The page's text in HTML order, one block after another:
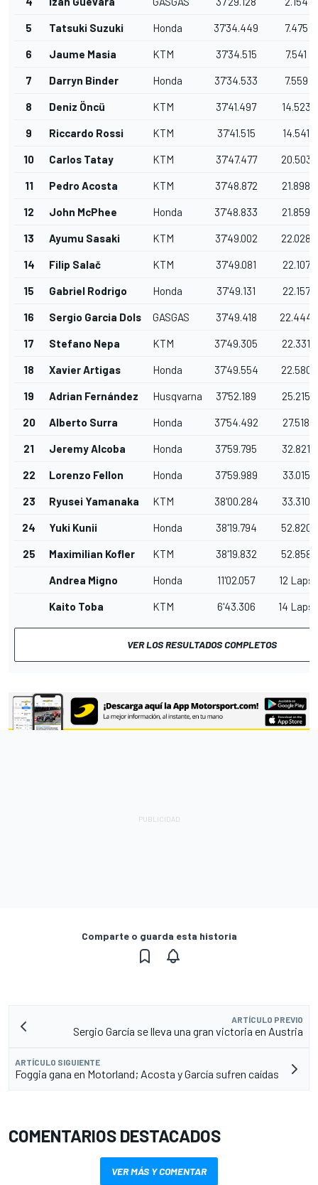
5 Tatsuki Suzuki Honda 37'34.449 7.475
6 Jaume Masia KTM 37'34.515 7.541
7 Darryn Binder Honda 37'34.533 7.559
8 Deniz Öncü KTM 37'41.497 14.523
9 Riccardo Rossi KTM 37'41.515 14.541
10 Carlos Tatay KTM 37'47.477 20.503
11 Pedro Acosta KTM 37'48.872 21.898
12 John McPhee Honda 37'48.833 21.859
13 Ayumu Sasaki KTM 37'49.002 22.028
14 Filip Salač KTM 37'49.081 22.107
15 Gabriel Rodrigo Honda 37'49.131 22.157
16 Sergio Garcia Dols GASGAS 37'49.418 22.444
17 Stefano Nepa KTM 37'49.305 22.331
18 Xavier Artigas Honda 37'49.554 22.580
19 Adrian Fernández Husqvarna 37'52.189 25.215
20 Alberto Surra Honda 37'54.492 27.518
21 Jeremy Alcoba Honda 37'59.795 32.821
22 Lorenzo Fellon Honda 37'59.989 33.015
23 Ryusei Yamanaka KTM 38'00.284 33.310
24 Yuki Kunii Honda 38'19.794 52.820
25 Maximilian Kofler KTM 38'19.832 52.858
Andrea Migno Honda 11'02.057 12 Laps
Kaito Toba KTM 6'43.306 14 Laps
VER LOS RESULTADOS COMPLETOS
Comparte o guarda esta historia
ARTÍCULO PREVIO
Sergio García se lleva una gran victoria en Austria
ARTÍCULO SIGUIENTE
Foggia gana en Motorland; Acosta y García sufren caídas
COMENTARIOS DESTACADOS
VER MÁS Y COMENTAR